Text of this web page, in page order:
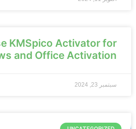
KMSpico Activator for
and Office Activation
سبتمبر 23, 2024